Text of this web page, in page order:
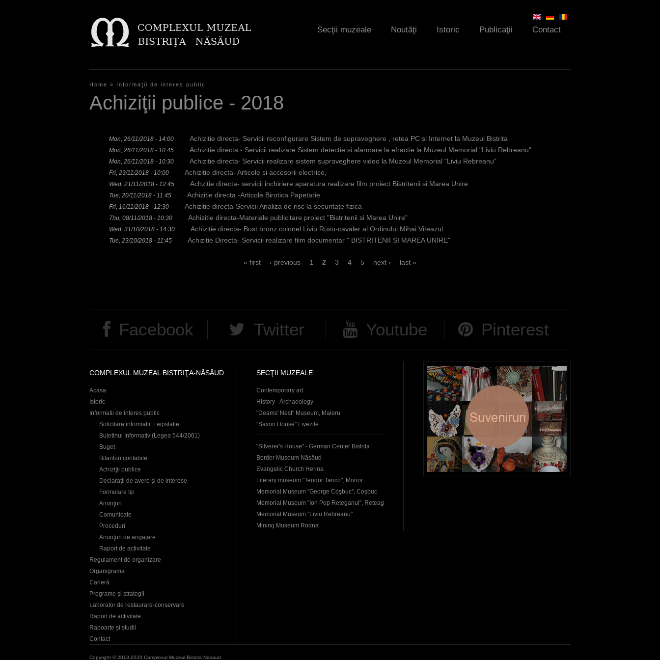
Secţii muzeale Noutăţi Istoric Publicaţii Contact
Y
Home » Informaţii de interes public
Achiziţii publice - 2018
Mon, 26/11/2018 - 14:00 Achizitie directa- Servicii reconfigurare Sistem de supraveghere , retea PC si Internet la Muzeul Bistrita
Mon, 26/11/2018 - 10:45 Achizitie directa - Servicii realizare Sistem detectie si alarmare la efractie la Muzeul Memorial "Liviu Rebreanu"
Mon, 26/11/2018 - 10:30 Achizitie directa- Servicii realizare sistem supraveghere video la Muzeul Memorial "Liviu Rebreanu"
Fri, 23/11/2018 - 10:00 Achizitie directa- Articole si accesorii electrice,
Wed, 21/11/2018 - 12:45 Achzitie directa- servicii inchiriere aparatura realizare film proiect Bistritenii si Marea Unire
Tue, 20/11/2018 - 11:45 Achizitie directa -Articole Birotica Papetarie
Fri, 16/11/2018 - 12:30 Achizitie directa-Servicii Analiza de risc la securitate fizica
Thu, 08/11/2018 - 10:30 Achizitie directa-Materiale publicitare proiect "Bistritenii si Marea Unire"
Wed, 31/10/2018 - 14:30 Achizitie directa- Bust bronz colonel Liviu Rusu-cavaler al Ordinului Mihai Viteazul
Tue, 23/10/2018 - 11:45 Achizitie Directa- Servicii realizare film documentar " BISTRITENII SI MAREA UNIRE"
e
s
« first ‹ previous 1 2 3 4 5 next › last »
Facebook Twitter Youtube Pinterest
COMPLEXUL MUZEAL BISTRIŢA-NĂSĂUD
Acasa
Istoric
Informatii de interes public
Solicitare informații. Legislație
Buletinul Informativ (Legea 544/2001)
Buget
Bilanțuri contabile
Achiziţii publice
Declaraţii de avere și de interese
Formulare tip
Anunţuri
Comunicate
Proceduri
Anunţuri de angajare
Raport de activitate
Regulament de organizare
Organigrama
Carieră
Programe și strategii
Laborator de restaurare-conservare
Raport de activitate
Rapoarte și studii
Contact
SECŢII MUZEALE
Contemporary art
History - Archaeology
"Deams' Nest" Museum, Maieru
"Saxon House" Livezile
"Silverer's House" - German Center Bistrița
Border Museum Năsăud
Evangelic Church Herina
Literary museum "Teodor Tanco", Monor
Memorial Museum "George Coşbuc", Coşbuc
Memorial Museum "Ion Pop Reteganul", Reteag
Memorial Museum "Liviu Rebreanu"
Mining Museum Rodna
Copyright © 2013-2020 Complexul Muzeal Bistrita-Nasaud